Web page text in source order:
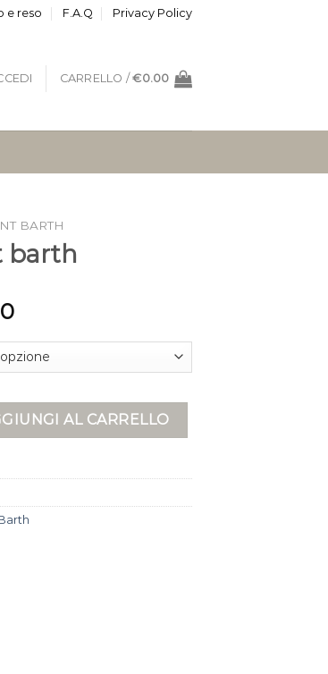
e reso F.A.Q Privacy Policy
CARRELLO /€0.00
BARTH
barth
AL CARRELLO